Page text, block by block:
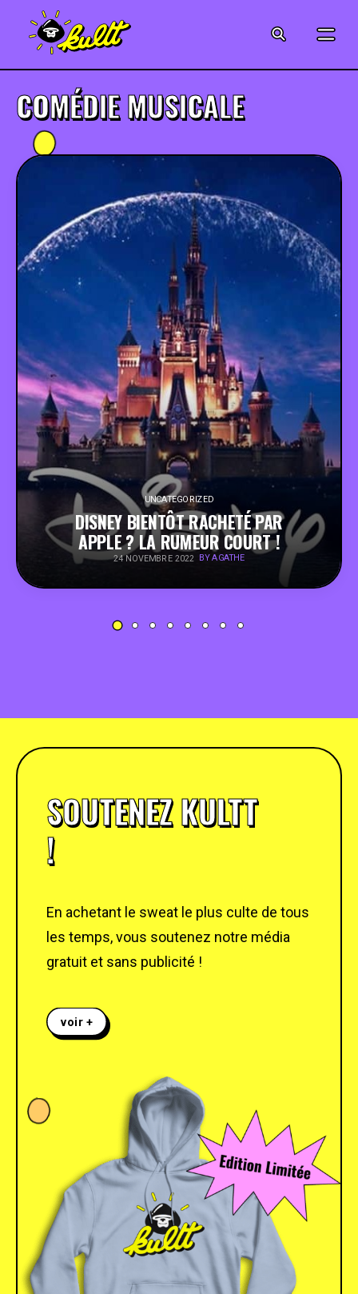
MUSIQUE
CRÉATION
ART
JEUX-VIDÉO
VINTAGE
PEOPLE
FOOD
BONS PLANS
SOUTENEZ KULTT
COMÉDIE MUSICALE
UNCATEGORIZED
DISNEY BIENTÔT RACHETÉ PAR
APPLE ? LA RUMEUR COURT !
24 NOVEMBRE 2022 BY AGATHE
SOUTENEZ KULTT
!
En achetant le sweat le plus culte de tous
les temps, vous soutenez notre média
gratuit et sans publicité !
voir +